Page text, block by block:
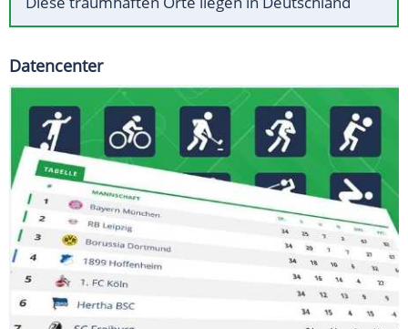
Datencenter